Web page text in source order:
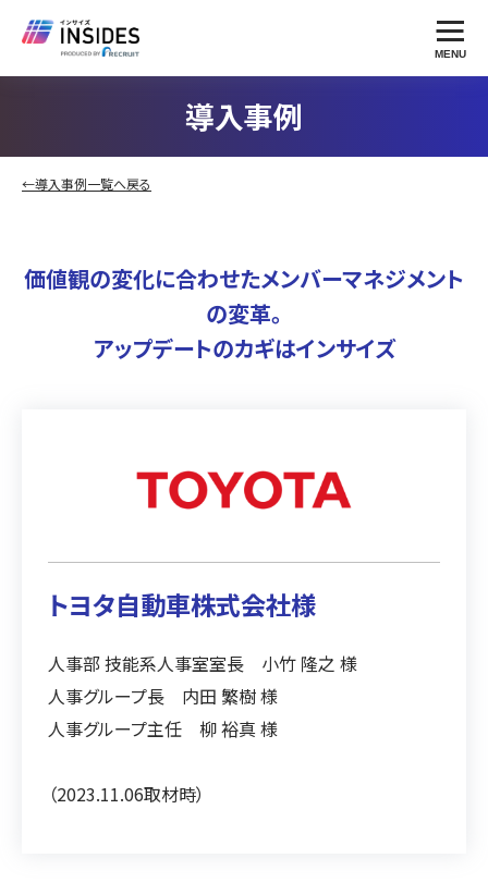
MENU
導入事例
←導入事例一覧へ戻る
価値観の変化に合わせたメンバーマネジメント
の変革。
アップデートのカギはインサイズ
トヨタ自動車株式会社様
人事部 技能系人事室室長 小竹 隆之 様
人事グループ長 内田 繁樹 様
人事グループ主任 柳 裕真 様
（2023.11.06取材時）